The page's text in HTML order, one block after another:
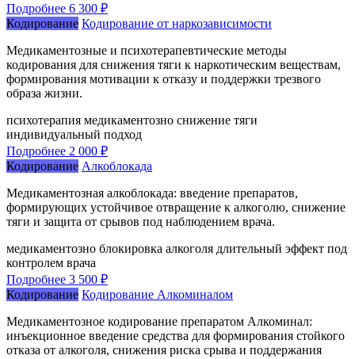
Подробнее 6 300 ₽
Кодирование Кодирование от наркозависимости
Медикаментозные и психотерапевтические методы
кодирования для снижения тяги к наркотическим веществам,
формирования мотивации к отказу и поддержки трезвого
образа жизни.
психотерапия медикаментозно снижение тяги
индивидуальный подход
Подробнее 2 000 ₽
Кодирование Алкоблокада
Медикаментозная алкоблокада: введение препаратов,
формирующих устойчивое отвращение к алкоголю, снижение
тяги и защита от срывов под наблюдением врача.
медикаментозно блокировка алкоголя длительный эффект под
контролем врача
Подробнее 3 500 ₽
Кодирование Кодирование Алкоминалом
Медикаментозное кодирование препаратом Алкоминал:
инъекционное введение средства для формирования стойкого
отказа от алкоголя, снижения риска срыва и поддержания